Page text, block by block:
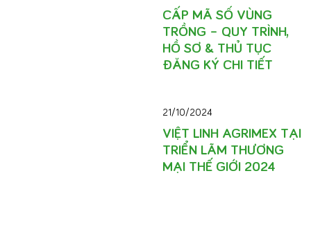
CẤP MÃ SỐ VÙNG
TRỒNG – QUY TRÌNH,
HỒ SƠ & THỦ TỤC
ĐĂNG KÝ CHI TIẾT
21/10/2024
VIỆT LINH AGRIMEX TẠI
TRIỂN LÃM THƯƠNG
MẠI THẾ GIỚI 2024